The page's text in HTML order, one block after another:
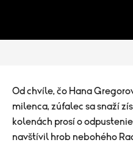
Od chvíle, čo Hana
milenca, zúfalec sa snaží
kolenách prosí o
navštívil hrob nebohého